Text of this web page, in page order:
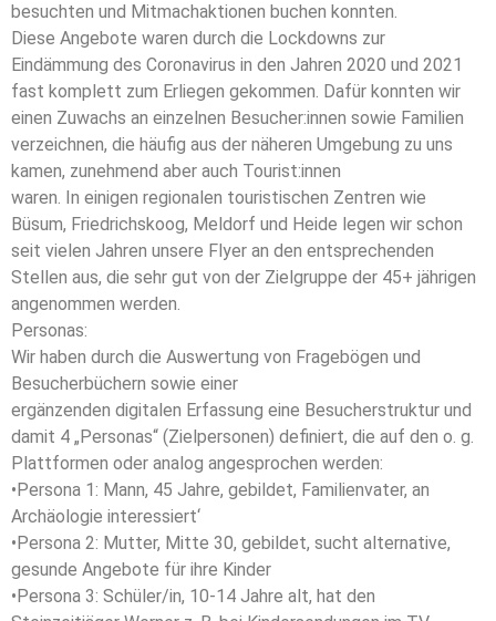
besuchten und Mitmachaktionen buchen konnten.
Diese Angebote waren durch die Lockdowns zur
Eindämmung des Coronavirus in den Jahren 2020 und 2021
fast komplett zum Erliegen gekommen. Dafür konnten wir
einen Zuwachs an einzelnen Besucher:innen sowie Familien
verzeichnen, die häufig aus der näheren Umgebung zu uns
kamen, zunehmend aber auch Tourist:innen
waren. In einigen regionalen touristischen Zentren wie
Büsum, Friedrichskoog, Meldorf und Heide legen wir schon
seit vielen Jahren unsere Flyer an den entsprechenden
Stellen aus, die sehr gut von der Zielgruppe der 45+ jährigen
angenommen werden.
Personas:
Wir haben durch die Auswertung von Fragebögen und
Besucherbüchern sowie einer
ergänzenden digitalen Erfassung eine Besucherstruktur und
damit 4 „Personas“ (Zielpersonen) definiert, die auf den o. g.
Plattformen oder analog angesprochen werden:
•Persona 1: Mann, 45 Jahre, gebildet, Familienvater, an
Archäologie interessiert‘
•Persona 2: Mutter, Mitte 30, gebildet, sucht alternative,
gesunde Angebote für ihre Kinder
•Persona 3: Schüler/in, 10-14 Jahre alt, hat den